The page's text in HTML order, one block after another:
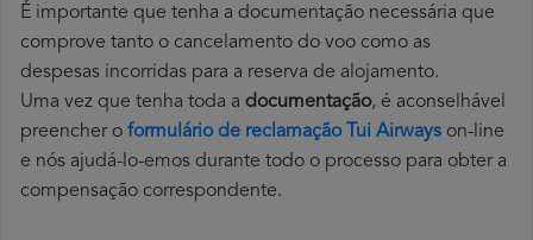
É importante que tenha a documentação necessária que
comprove tanto o cancelamento do voo como as
despesas incorridas para a reserva de alojamento.
Uma vez que tenha toda a documentação, é aconselhável
preencher o formulário de reclamação Tui Airways on-line
e nós ajudá-lo-emos durante todo o processo para obter a
compensação correspondente.